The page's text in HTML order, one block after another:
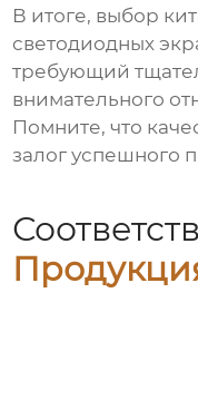
В итоге, выбор
светодиодных
требующий
внимательного
Помните, что
залог успешного